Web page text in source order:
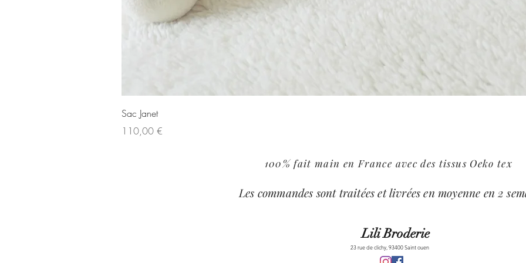
Sac Janet
Prix
110,00 €
100% fait main en France avec des tissus Oeko tex
Les commandes sont traitées et livrées en moyenne en 2
Lili Broderie
23 rue de clichy, 93400 Saint ouen